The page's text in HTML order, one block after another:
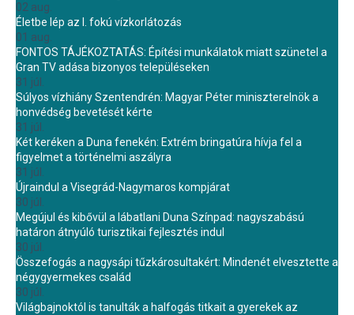
02 aug.
Életbe lép az I. fokú vízkorlátozás
01 aug.
FONTOS TÁJÉKOZTATÁS: Építési munkálatok miatt szünetel a
Gran TV adása bizonyos településeken
31 júl.
Súlyos vízhiány Szentendrén: Magyar Péter miniszterelnök a
honvédség bevetését kérte
31 júl.
Két keréken a Duna fenekén: Extrém bringatúra hívja fel a
figyelmet a történelmi aszályra
31 júl.
Újraindul a Visegrád-Nagymaros kompjárat
30 júl.
Megújul és kibővül a lábatlani Duna Színpad: nagyszabású
határon átnyúló turisztikai fejlesztés indul
30 júl.
Összefogás a nagysápi tűzkárosultakért: Mindenét elvesztette a
négygyermekes család
30 júl.
Világbajnoktól is tanulták a halfogás titkait a gyerekek az